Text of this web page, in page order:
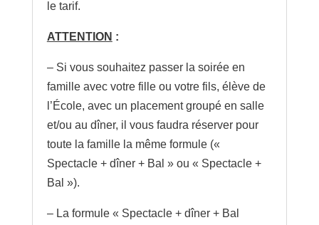
le tarif.
ATTENTION :
– Si vous souhaitez passer la soirée en
famille avec votre fille ou votre fils, élève de
l’École, avec un placement groupé en salle
et/ou au dîner, il vous faudra réserver pour
toute la famille la même formule («
Spectacle + dîner + Bal » ou « Spectacle +
Bal »).
– La formule « Spectacle + dîner + Bal